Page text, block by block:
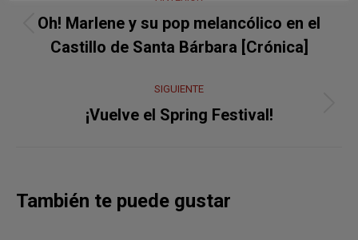
entre
publicaciones
Publicación
anterior:
Oh! Marlene y su pop melancólico en el
Castillo de Santa Bárbara [Crónica]
SIGUIENTE
Publicación
¡Vuelve el Spring Festival!
También te puede gustar